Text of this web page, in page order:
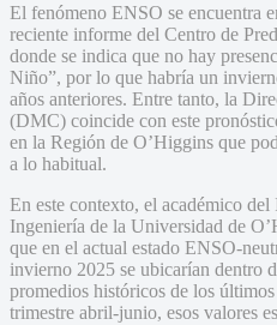
El fenómeno ENSO se encuentra
reciente informe del Centro de
donde se indica que no hay
Niño”, por lo que habría un
años anteriores. Entre tanto, la
(DMC) coincide con este
en la Región de O’Higgins que
a lo habitual.
En este contexto, el académico
Ingeniería de la Universidad de
que en el actual estado ENSO-
invierno 2025 se ubicarían dentro
promedios históricos de los
trimestre abril-junio, esos valores